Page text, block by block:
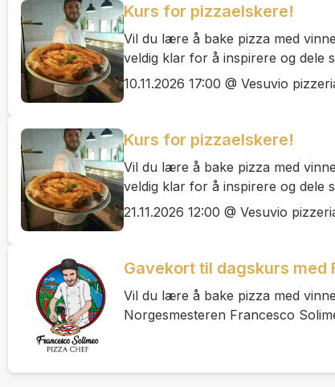
Kurs for pizzaelskere!
Vil du lære å bake pizza med
veldig klar for å inspirere og dele
10.11.2026 17:00 @ Vesuvio
Kurs for pizzaelskere!
Vil du lære å bake pizza med
veldig klar for å inspirere og dele
21.11.2026 12:00 @ Vesuvio
Gavekort til dagskurs med
Vil du lære å bake pizza med
Norgesmesteren Francesco